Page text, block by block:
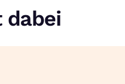
dabei